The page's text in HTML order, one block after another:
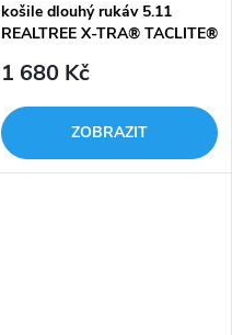
košile dlouhý rukáv 5.11
REALTREE X-TRA® TACLITE®
1 680 Kč
ZOBRAZIT